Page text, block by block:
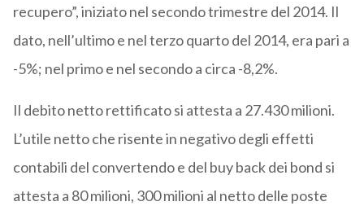
recupero”, iniziato nel secondo trimestre del 2014. Il
dato, nell’ultimo e nel terzo quarto del 2014, era pari a
-5%; nel primo e nel secondo a circa -8,2%.
Il debito netto rettificato si attesta a 27.430 milioni.
L’utile netto che risente in negativo degli effetti
contabili del convertendo e del buy back dei bond si
attesta a 80 milioni, 300 milioni al netto delle poste